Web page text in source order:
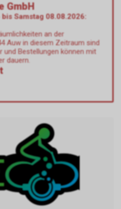
GmbH
Samstag 08.08.2026:
an der
Auw in diesem Zeitraum sind
und Bestellungen können mit
dauern.